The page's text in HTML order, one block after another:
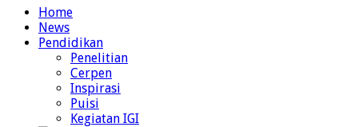
Home
News
Pendidikan
Penelitian
Cerpen
Inspirasi
Puisi
Kegiatan IGI